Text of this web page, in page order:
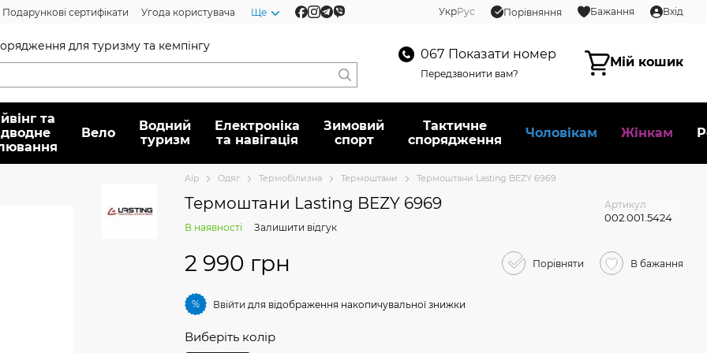
Подарункові сертифікати Угода користувача Ще УкрРус Порівняння Бажання Вхід
для туризму та кемпінгу
067 Показати номер
Передзвонити вам?
Мій кошик
та
Вело
Водний
туризм
Електроніка
та навігація
Зимовий
спорт
Тактичне
спорядження
Чоловікам Жінкам
Alp Oдяг Термобілизна Термоштани Термоштани Lasting BEZY 6969
Термоштани Lasting BEZY 6969 Артикул
002.001.5424
В наявності Залишити відгук
2 990 грн Порівняти В бажання
% Ввійти для відображення накопичувальної знижки
Виберіть колір